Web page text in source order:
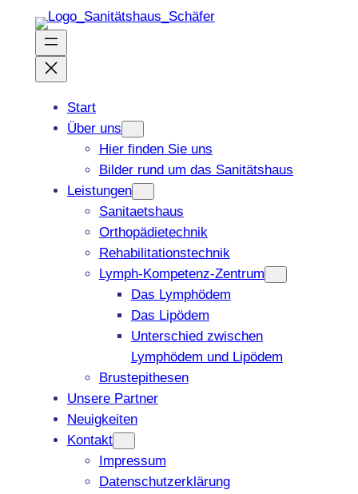
Inhalt
springen
Start
Über uns
Hier finden Sie uns
Bilder rund um das Sanitätshaus
Leistungen
Sanitaetshaus
Orthopädietechnik
Rehabilitationstechnik
Lymph-Kompetenz-Zentrum
Das Lymphödem
Das Lipödem
Unterschied zwischen
Lymphödem und Lipödem
Brustepithesen
Unsere Partner
Neuigkeiten
Kontakt
Impressum
Datenschutzerklärung